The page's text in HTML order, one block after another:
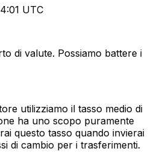
UTC
di valute. Possiamo battere i
utilizziamo il tasso medio di
ha uno scopo puramente
questo tasso quando invierai
di cambio per i trasferimenti.